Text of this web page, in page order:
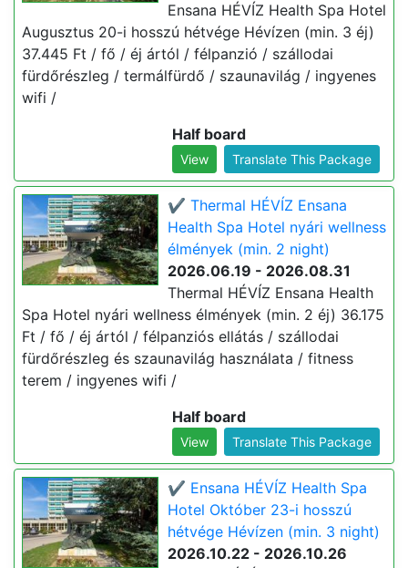
Ensana HÉVÍZ Health Spa Hotel
Augusztus 20-i hosszú hétvége Hévízen (min. 3 éj)
37.445 Ft / fő / éj ártól / félpanzió / szállodai
fürdőrészleg / termálfürdő / szaunavilág / ingyenes
wifi /
Half board
View Translate This Package
✔️ Thermal HÉVÍZ Ensana
Health Spa Hotel nyári wellness
élmények (min. 2 night)
2026.06.19 - 2026.08.31
Thermal HÉVÍZ Ensana Health
Spa Hotel nyári wellness élmények (min. 2 éj) 36.175
Ft / fő / éj ártól / félpanziós ellátás / szállodai
fürdőrészleg és szaunavilág használata / fitness
terem / ingyenes wifi /
Half board
View Translate This Package
✔️ Ensana HÉVÍZ Health Spa
Hotel Október 23-i hosszú
hétvége Hévízen (min. 3 night)
2026.10.22 - 2026.10.26